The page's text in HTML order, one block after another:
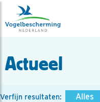
Actueel
Verfijn resultaten: Alles